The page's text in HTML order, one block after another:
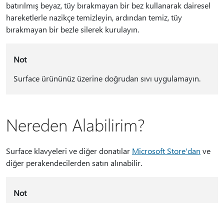
batırılmış beyaz, tüy bırakmayan bir bez kullanarak dairesel
hareketlerle nazikçe temizleyin, ardından temiz, tüy
bırakmayan bir bezle silerek kurulayın.
Not
Surface ürününüz üzerine doğrudan sıvı uygulamayın.
Nereden Alabilirim?
Surface klavyeleri ve diğer donatılar Microsoft Store'dan ve
diğer perakendecilerden satın alınabilir.
Not